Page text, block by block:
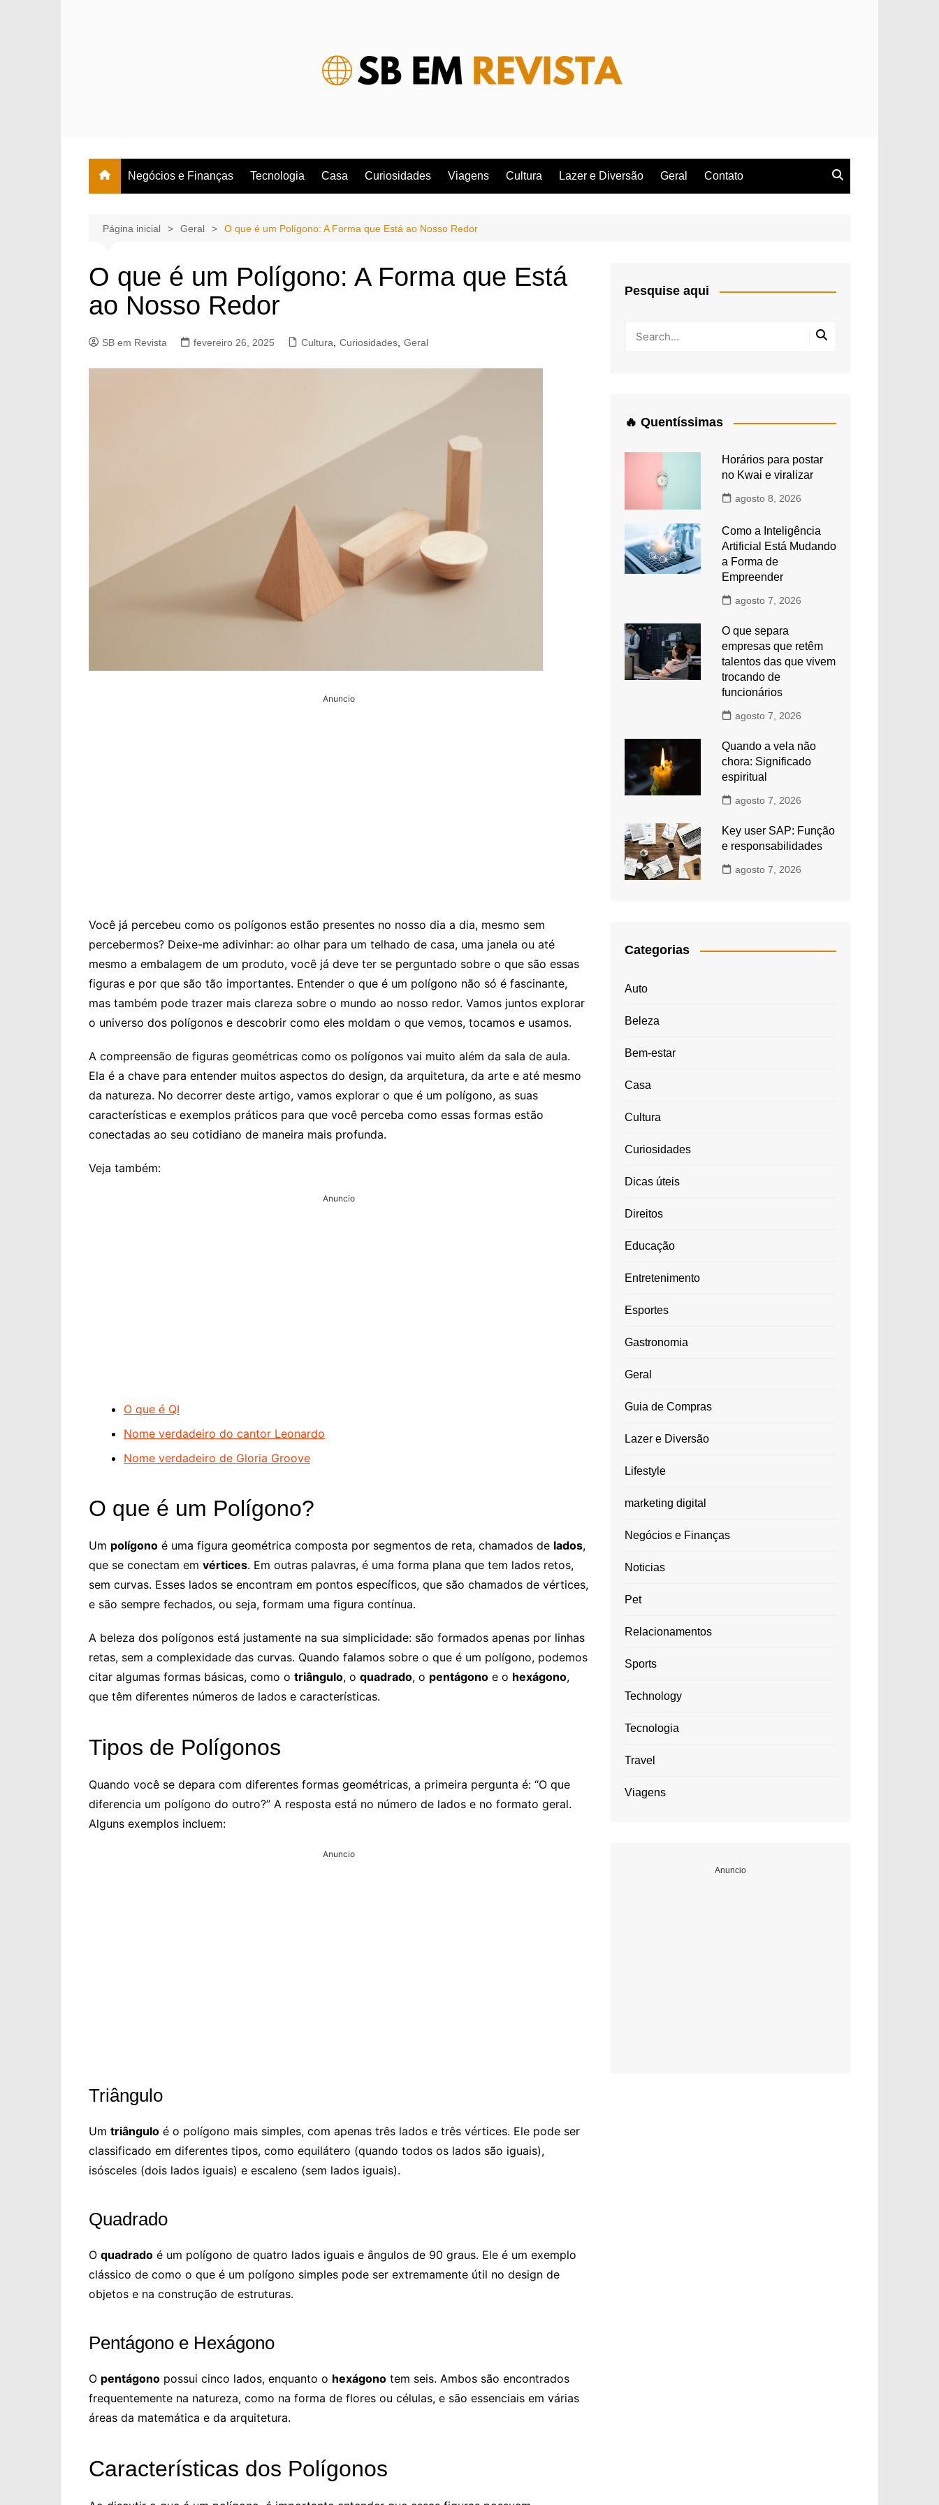
Negócios e Finanças Tecnologia Casa Curiosidades Viagens Cultura Lazer e Diversão Geral Contato
Página inicial Geral O que é um Polígono: A Forma que Está ao Nosso Redor
O que é um Polígono: A Forma que Está
ao Nosso Redor
SB em Revista fevereiro 26, 2025 Cultura Curiosidades Geral
Anuncio
Você já percebeu como os polígonos estão presentes no nosso dia a dia, mesmo sem
percebermos? Deixe-me adivinhar: ao olhar para um telhado de casa, uma janela ou até
mesmo a embalagem de um produto, você já deve ter se perguntado sobre o que são essas
figuras e por que são tão importantes. Entender o que é um polígono não só é fascinante,
mas também pode trazer mais clareza sobre o mundo ao nosso redor. Vamos juntos explorar
o universo dos polígonos e descobrir como eles moldam o que vemos, tocamos e usamos.
A compreensão de figuras geométricas como os polígonos vai muito além da sala de aula.
Ela é a chave para entender muitos aspectos do design, da arquitetura, da arte e até mesmo
da natureza. No decorrer deste artigo, vamos explorar o que é um polígono, as suas
características e exemplos práticos para que você perceba como essas formas estão
conectadas ao seu cotidiano de maneira mais profunda.
Veja também:
Anuncio
O que é QI
Nome verdadeiro do cantor Leonardo
Nome verdadeiro de Gloria Groove
O que é um Polígono?
Um polígono é uma figura geométrica composta por segmentos de reta, chamados de lados,
que se conectam em vértices. Em outras palavras, é uma forma plana que tem lados retos,
sem curvas. Esses lados se encontram em pontos específicos, que são chamados de vértices,
e são sempre fechados, ou seja, formam uma figura contínua.
A beleza dos polígonos está justamente na sua simplicidade: são formados apenas por linhas
retas, sem a complexidade das curvas. Quando falamos sobre o que é um polígono, podemos
citar algumas formas básicas, como o triângulo, o quadrado, o pentágono e o hexágono,
que têm diferentes números de lados e características.
Tipos de Polígonos
Quando você se depara com diferentes formas geométricas, a primeira pergunta é: “O que
diferencia um polígono do outro?” A resposta está no número de lados e no formato geral.
Alguns exemplos incluem:
Anuncio
Triângulo
Um triângulo é o polígono mais simples, com apenas três lados e três vértices. Ele pode ser
classificado em diferentes tipos, como equilátero (quando todos os lados são iguais),
isósceles (dois lados iguais) e escaleno (sem lados iguais).
Quadrado
O quadrado é um polígono de quatro lados iguais e ângulos de 90 graus. Ele é um exemplo
clássico de como o que é um polígono simples pode ser extremamente útil no design de
objetos e na construção de estruturas.
Pentágono e Hexágono
O pentágono possui cinco lados, enquanto o hexágono tem seis. Ambos são encontrados
frequentemente na natureza, como na forma de flores ou células, e são essenciais em várias
áreas da matemática e da arquitetura.
Características dos Polígonos
Pesquise aqui
🔥 Quentíssimas
Horários para postar
no Kwai e viralizar
agosto 8, 2026
Como a Inteligência
Artificial Está Mudando
a Forma de
Empreender
agosto 7, 2026
O que separa
empresas que retêm
talentos das que vivem
trocando de
funcionários
agosto 7, 2026
Quando a vela não
chora: Significado
espiritual
agosto 7, 2026
Key user SAP: Função
e responsabilidades
agosto 7, 2026
Categorias
Auto
Beleza
Bem-estar
Casa
Cultura
Curiosidades
Dicas úteis
Direitos
Educação
Entretenimento
Esportes
Gastronomia
Geral
Guia de Compras
Lazer e Diversão
Lifestyle
marketing digital
Negócios e Finanças
Noticias
Pet
Relacionamentos
Sports
Technology
Tecnologia
Travel
Viagens
Anuncio